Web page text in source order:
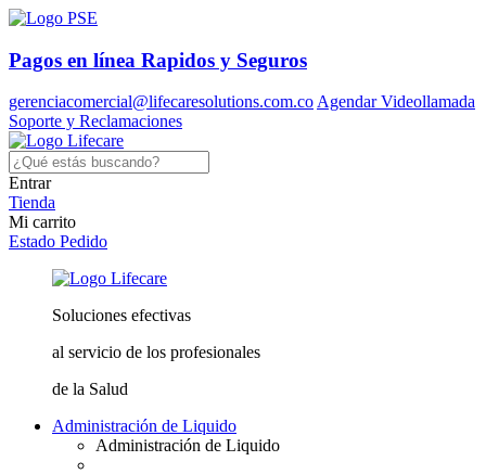
Pagos en línea Rapidos y Seguros
gerenciacomercial@lifecaresolutions.com.coAgendar Videollamada
Soporte y Reclamaciones
Entrar
Tienda
Mi carrito
Estado Pedido
Soluciones efectivas
al servicio de los profesionales
de la Salud
Administración de Liquido
Administración de Liquido